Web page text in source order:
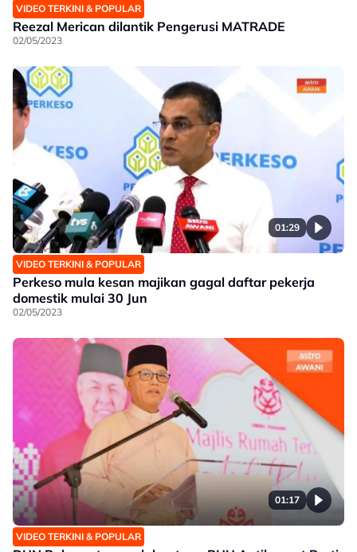
VIDEO TERKINI & POPULAR
Reezal Merican dilantik Pengerusi MATRADE
02/05/2023
01:29
VIDEO TERKINI & POPULAR
Perkeso mula kesan majikan gagal daftar pekerja
domestik mulai 30 Jun
02/05/2023
01:17
VIDEO TERKINI & POPULAR